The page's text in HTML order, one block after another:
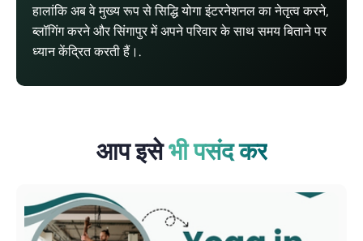
हालांकि अब वे मुख्य रूप से सिद्धि योगा इंटरनेशनल का नेतृत्व करने,
ब्लॉगिंग करने और सिंगापुर में अपने परिवार के साथ समय बिताने पर
ध्यान केंद्रित करती हैं।.
आप इसेभी पसंद कर